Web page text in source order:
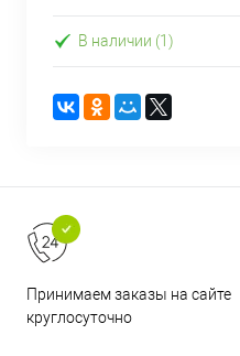
В наличии (1)
Принимаем заказы на сайте
круглосуточно